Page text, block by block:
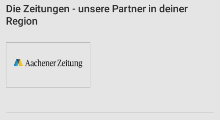
Die Zeitungen - unsere Partner in deiner
Region